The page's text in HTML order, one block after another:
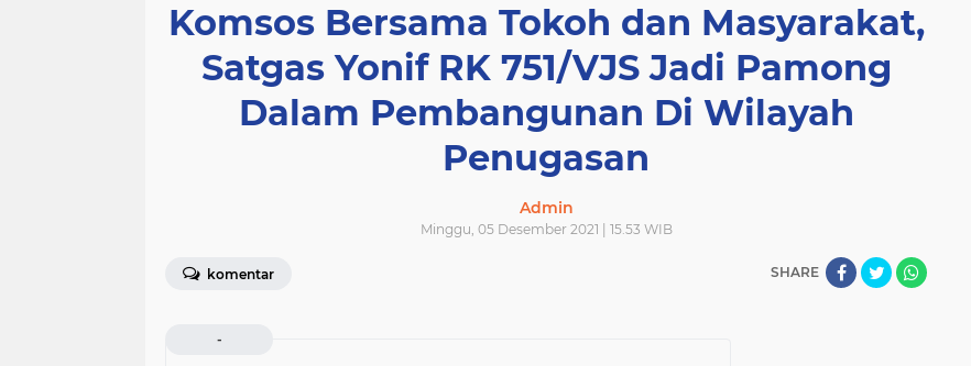
Komsos Bersama Tokoh dan Masyarakat,
Satgas Yonif RK 751/VJS Jadi Pamong
Dalam Pembangunan Di Wilayah
Penugasan
Admin
Minggu, 05 Desember 2021 | 15.53 WIB
komentar SHARE
-